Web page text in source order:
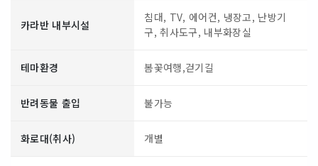
카라반 내부시설
침대, TV, 에어컨, 냉장고, 난방기
구, 취사도구, 내부화장실
테마환경 봄꽃여행,걷기길
반려동물 출입 불가능
화로대(취사) 개별